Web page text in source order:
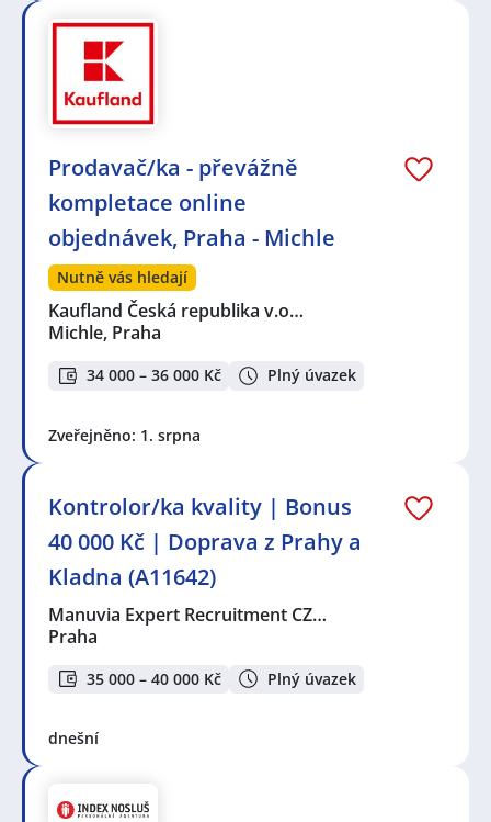
Prodavač/ka - převážně
kompletace online
objednávek, Praha - Michle
Nutně vás hledají
Kaufland Česká republika v.o…
Michle, Praha
34 000 – 36 000 Kč Plný úvazek
Zveřejněno: 1. srpna
Kontrolor/ka kvality | Bonus
40 000 Kč | Doprava z Prahy a
Kladna (A11642)
Manuvia Expert Recruitment CZ…
Praha
35 000 – 40 000 Kč Plný úvazek
dnešní